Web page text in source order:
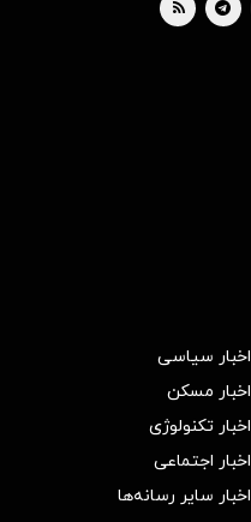
اخبار سیاسی
اخبار مسکن
اخبار تکنولوژی
اخبار اجتماعی
اخبار سایر رسانه‌‌ها